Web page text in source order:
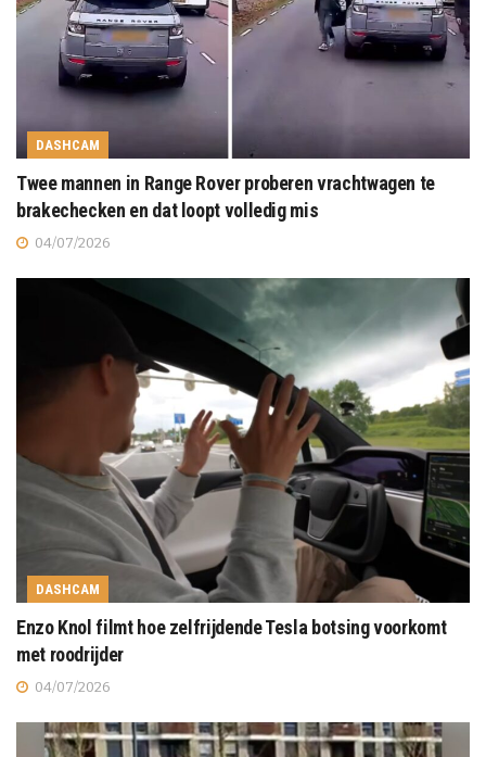
DASHCAM
Twee mannen in Range Rover proberen vrachtwagen te
brakechecken en dat loopt volledig mis
04/07/2026
DASHCAM
Enzo Knol filmt hoe zelfrijdende Tesla botsing voorkomt
met roodrijder
04/07/2026